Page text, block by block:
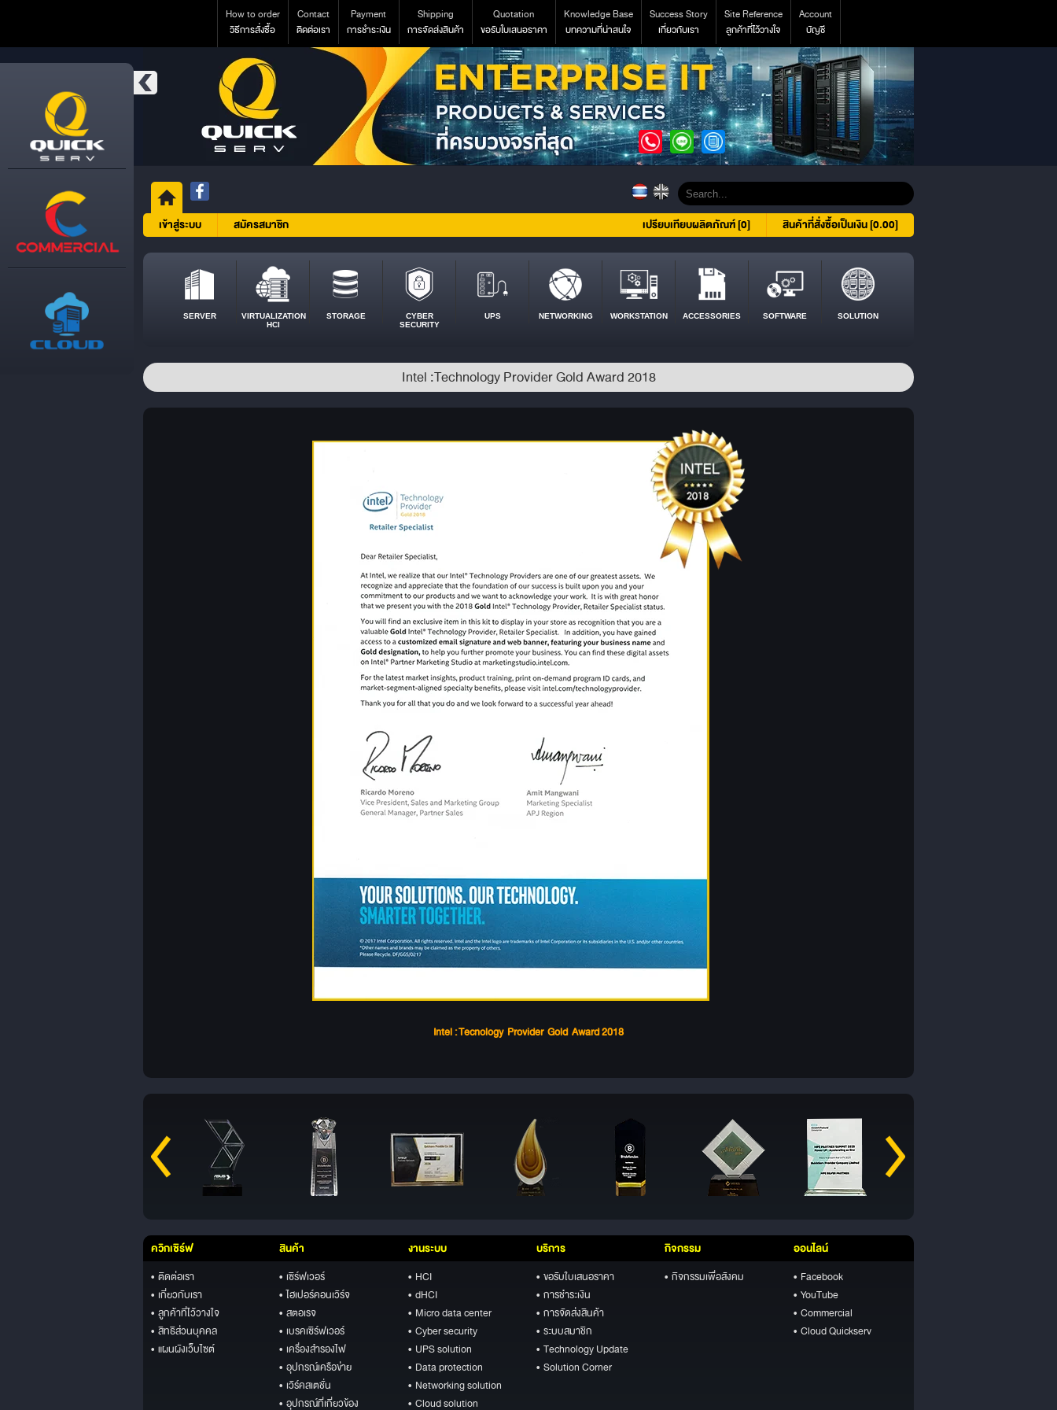
How to order
วิธีการสั่งซื้อ
Contact
ติดต่อเรา
Payment
การชำระเงิน
Shipping
การจัดส่งสินค้า
Quotation
ขอรับใบเสนอราคา
Knowledge Base
บทความที่น่าสนใจ
Success Story
เกี่ยวกับเรา
Site Reference
ลูกค้าที่ไว้วางใจ
Account
บัญชี
เข้าสู่ระบบ สมัครสมาชิก สินค้าที่สั่งซื้อเป็นเงิน [0.00]
เปรียบเทียบผลิตภัณฑ์ [0]
SERVER
VIRTUALIZATION
HCI
STORAGE
CYBER
SECURITY
UPS NETWORKING WORKSTATION ACCESSORIES SOFTWARE SOLUTION
Intel :Technology Provider Gold Award 2018
Intel :Tecnology Provider Gold Award 2018
ควิกเซิร์ฟ
• ติดต่อเรา
• เกี่ยวกับเรา
• ลูกค้าที่ไว้วางใจ
• สิทธิส่วนบุคคล
• แผนผังเว็บไซต์
สินค้า
• เซิร์ฟเวอร์
• ไฮเปอร์คอนเวิร์จ
• สตอเรจ
• เบรคเซิร์ฟเวอร์
• เครื่องสำรองไฟ
• อุปกรณ์เครือข่าย
• เวิร์คสเตชั่น
• อุปกรณ์ที่เกี่ยวข้อง
งานระบบ
• HCI
• dHCI
• Micro data center
• Cyber security
• UPS solution
• Data protection
• Networking solution
• Cloud solution
บริการ
• ขอรับใบเสนอราคา
• การชำระเงิน
• การจัดส่งสินค้า
• ระบบสมาชิก
• Technology Update
• Solution Corner
กิจกรรม
• กิจกรรมเพื่อสังคม
ออนไลน์
• Facebook
• YouTube
• Commercial
• Cloud Quickserv